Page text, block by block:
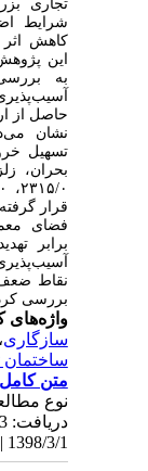
تجاری
شرایط
کاهش اثر
به
حاصل از
نشان
تسهیل
قرار
فضای
برابر
نقاط ضعف
بررسی کرد.
واژه‌های
سازگاری،
ساختمان
متن کامل[PDF 655 kb]
نوع
1398/3/1 | انتشار الکترونیک: 1398/3/1